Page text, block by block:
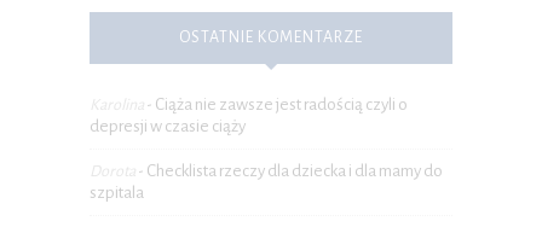
OSTATNIE KOMENTARZE
Karolina - Ciąża nie zawsze jest radością czyli o
depresji w czasie ciąży
Dorota - Checklista rzeczy dla dziecka i dla mamy do
szpitala